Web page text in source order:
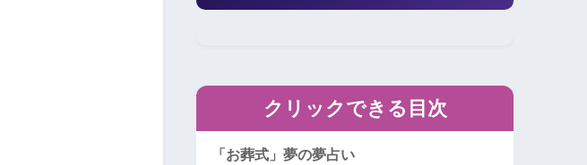
クリックできる目次
「お葬式」夢の夢占い